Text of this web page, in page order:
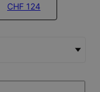
CHF 124